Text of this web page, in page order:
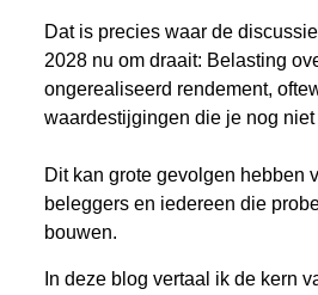
Dat is precies waar de
2028 nu om draait: Belasting
ongerealiseerd rendement,
waardestijgingen die je nog
Dit kan grote gevolgen hebben
beleggers en iedereen die
bouwen.
In deze blog vertaal ik de kern